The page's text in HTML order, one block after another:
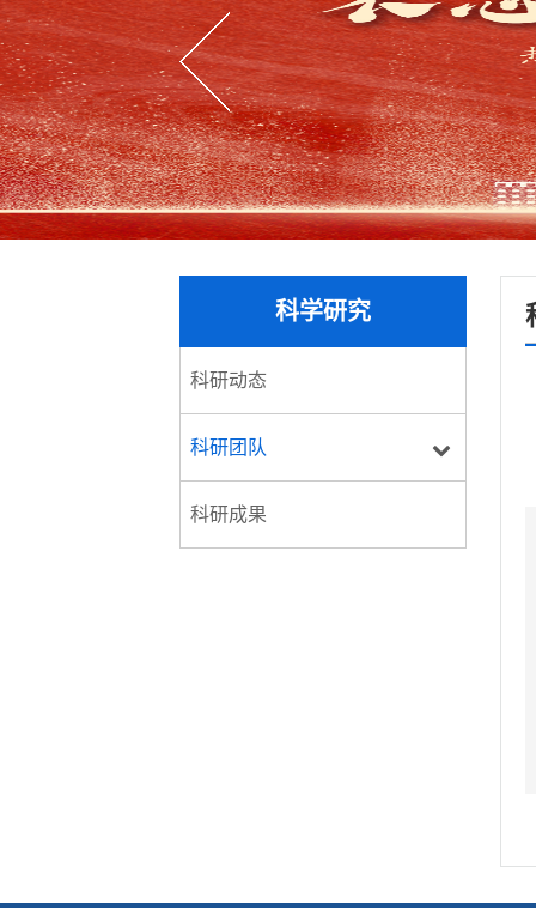
科学研究
科研动态
科研团队
科研成果